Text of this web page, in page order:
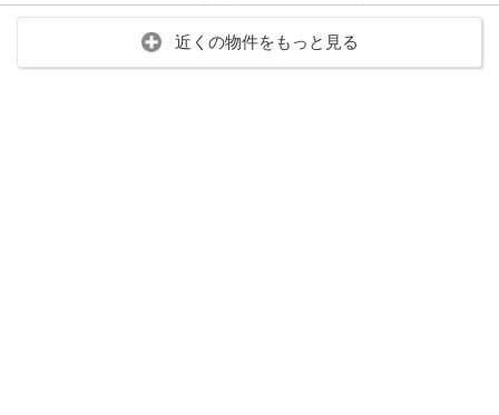
近くの物件をもっと見る